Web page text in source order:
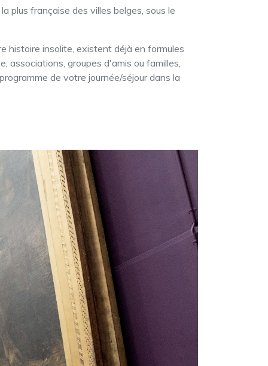
plus française des villes belges, sous le
histoire insolite, existent déjà en formules
associations, groupes d'amis ou familles,
de votre journée/séjour dans la